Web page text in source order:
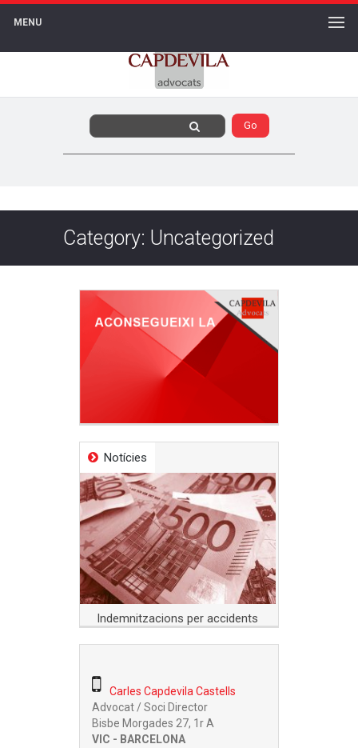
MENU
Category: Uncategorized
Notícies
Indemnitzacions per accidents
Carles Capdevila Castells
Advocat / Soci Director
Bisbe Morgades 27, 1r A
VIC - BARCELONA